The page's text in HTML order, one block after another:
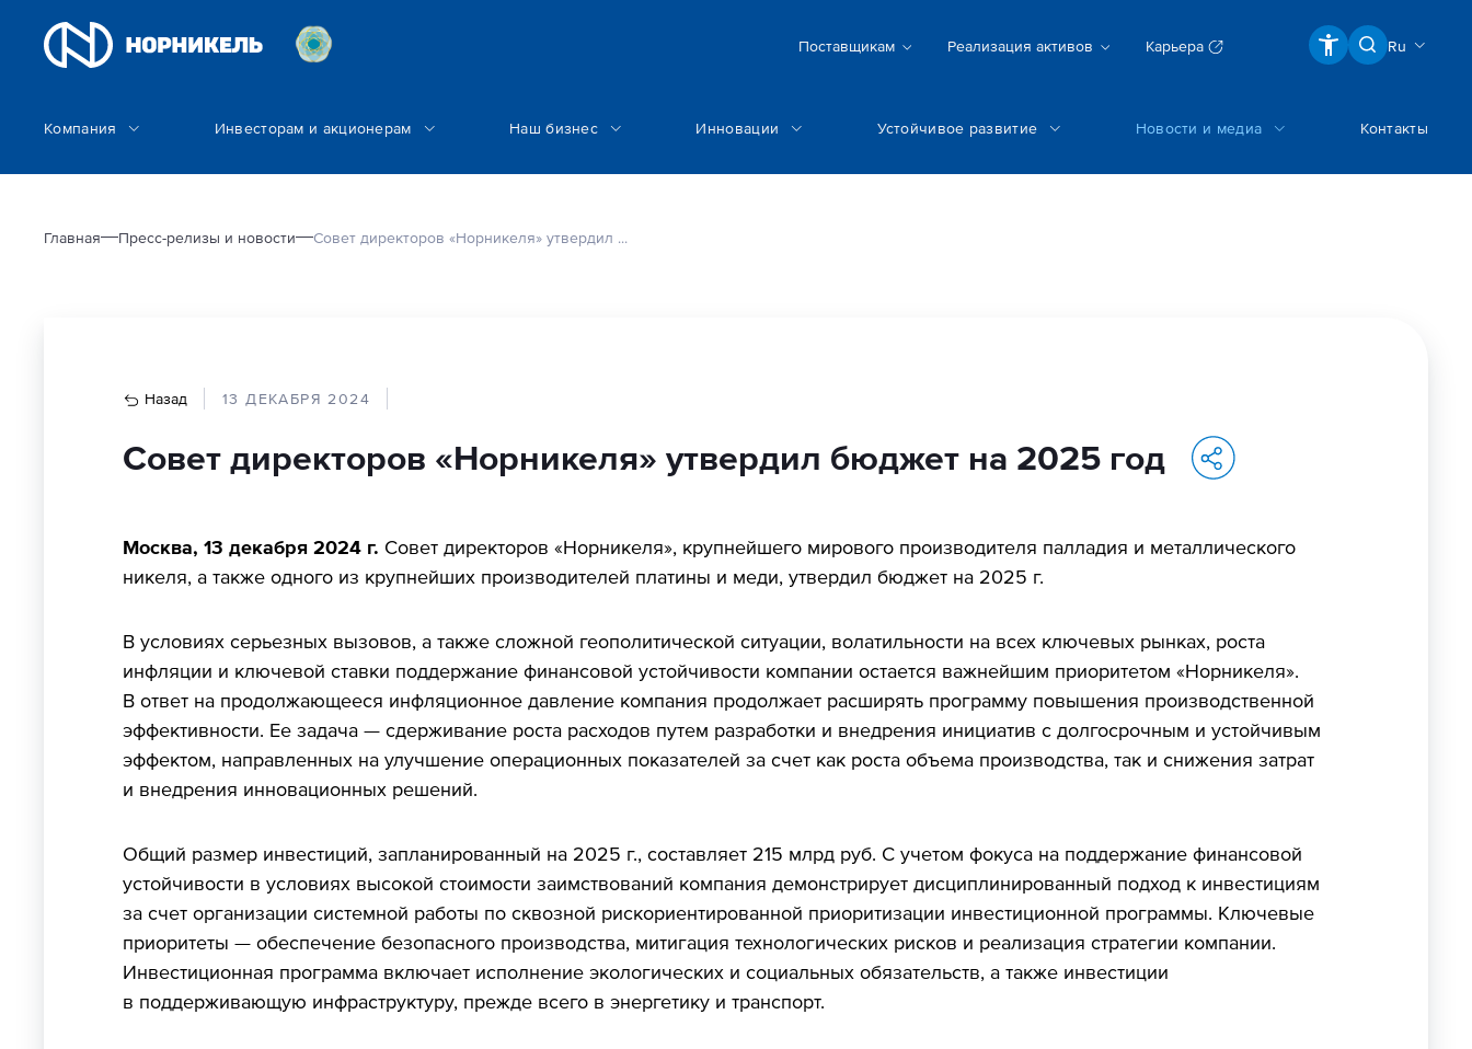
Поставщикам Реализация активов Карьера Ru
Компания Инвесторам и акционерам Наш бизнес Инновации Устойчивое развитие Новости и медиа Контакты
Главная Пресс-релизы и новости Совет директоров «Норникеля» утвердил ...
Назад 13 ДЕКАБРЯ 2024
Совет директоров «Норникеля» утвердил бюджет на 2025 год
Москва, 13 декабря 2024 г. Совет директоров «Норникеля», крупнейшего мирового производителя палладия и металлического
никеля, а также одного из крупнейших производителей платины и меди, утвердил бюджет на 2025 г.
В условиях серьезных вызовов, а также сложной геополитической ситуации, волатильности на всех ключевых рынках, роста
инфляции и ключевой ставки поддержание финансовой устойчивости компании остается важнейшим приоритетом «Норникеля».
В ответ на продолжающееся инфляционное давление компания продолжает расширять программу повышения производственной
эффективности. Ее задача — сдерживание роста расходов путем разработки и внедрения инициатив с долгосрочным и устойчивым
эффектом, направленных на улучшение операционных показателей за счет как роста объема производства, так и снижения затрат
и внедрения инновационных решений.
Общий размер инвестиций, запланированный на 2025 г., составляет 215 млрд руб. С учетом фокуса на поддержание финансовой
устойчивости в условиях высокой стоимости заимствований компания демонстрирует дисциплинированный подход к инвестициям
за счет организации системной работы по сквозной рискориентированной приоритизации инвестиционной программы. Ключевые
приоритеты — обеспечение безопасного производства, митигация технологических рисков и реализация стратегии компании.
Инвестиционная программа включает исполнение экологических и социальных обязательств, а также инвестиции
в поддерживающую инфраструктуру, прежде всего в энергетику и транспорт.